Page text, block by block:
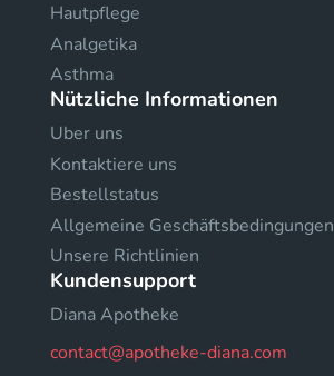
Hautpflege
Analgetika
Asthma
Nützliche Informationen
Uber uns
Kontaktiere uns
Bestellstatus
Allgemeine Geschäftsbedingungen
Unsere Richtlinien
Kundensupport
Diana Apotheke
contact@apotheke-diana.com